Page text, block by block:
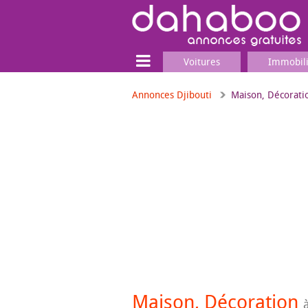
Voitures
Annonces Djibouti Maison,
Maison, Décoration